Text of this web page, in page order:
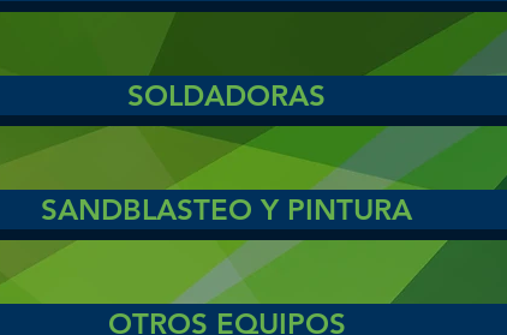
SOLDADORAS
SANDBLASTEO Y PINTURA
OTROS EQUIPOS